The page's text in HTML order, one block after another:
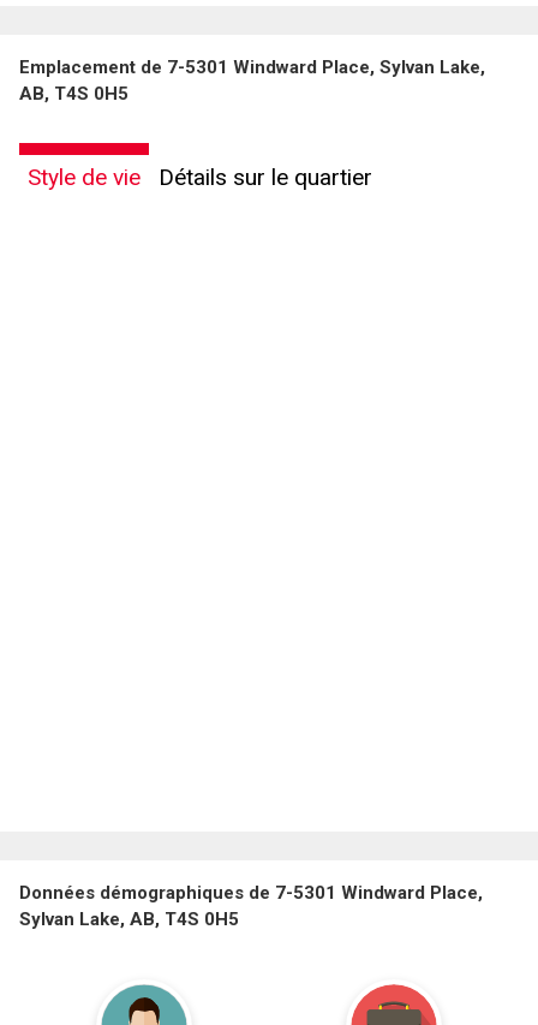
Emplacement de 7-5301 Windward Place, Sylvan Lake,
AB, T4S 0H5
Style de vie Détails sur le quartier
Données démographiques de 7-5301 Windward Place,
Sylvan Lake, AB, T4S 0H5